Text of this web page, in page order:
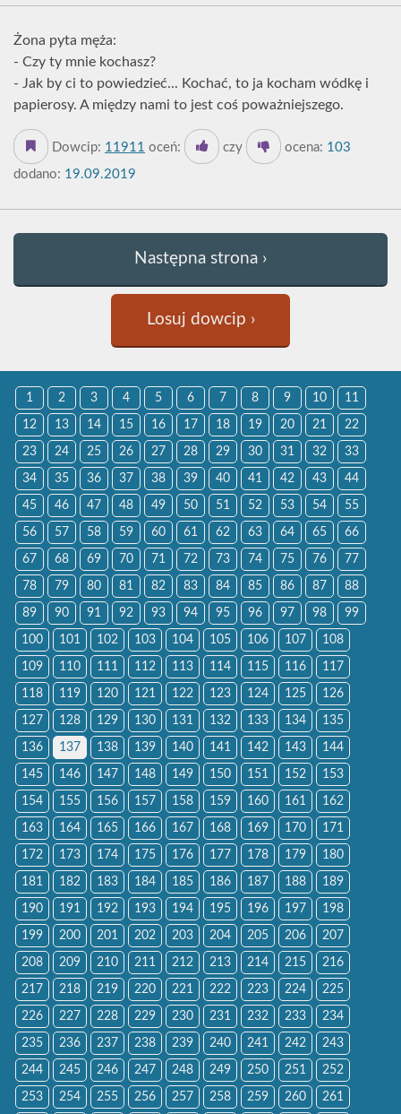
Żona pyta męża:
- Czy ty mnie kochasz?
- Jak by ci to powiedzieć... Kochać, to ja kocham wódkę i
papierosy. A między nami to jest coś poważniejszego.
Dowcip: 11911 oceń: czy ocena: 103
dodano: 19.09.2019
Następna strona ›
Losuj dowcip ›
1 2 3 4 5 6 7 8 9 10 11
12 13 14 15 16 17 18 19 20 21 22
23 24 25 26 27 28 29 30 31 32 33
34 35 36 37 38 39 40 41 42 43 44
45 46 47 48 49 50 51 52 53 54 55
56 57 58 59 60 61 62 63 64 65 66
67 68 69 70 71 72 73 74 75 76 77
78 79 80 81 82 83 84 85 86 87 88
89 90 91 92 93 94 95 96 97 98 99
100 101 102 103 104 105 106 107 108
109 110 111 112 113 114 115 116 117
118 119 120 121 122 123 124 125 126
127 128 129 130 131 132 133 134 135
136 137 138 139 140 141 142 143 144
145 146 147 148 149 150 151 152 153
154 155 156 157 158 159 160 161 162
163 164 165 166 167 168 169 170 171
172 173 174 175 176 177 178 179 180
181 182 183 184 185 186 187 188 189
190 191 192 193 194 195 196 197 198
199 200 201 202 203 204 205 206 207
208 209 210 211 212 213 214 215 216
217 218 219 220 221 222 223 224 225
226 227 228 229 230 231 232 233 234
235 236 237 238 239 240 241 242 243
244 245 246 247 248 249 250 251 252
253 254 255 256 257 258 259 260 261